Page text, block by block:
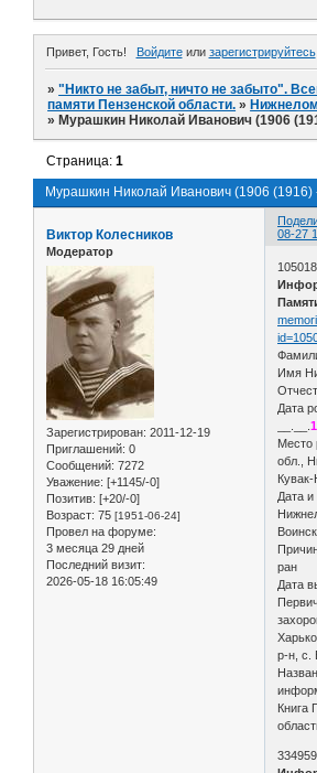
Привет, Гость! Войдитеили зарегистрируйтесь.
»"Никто не забыт, ничто не забыто".
памяти Пензенской области. »
» Мурашкин Николай Иванович (1906
Мурашкин Николай Иванович (1906 (1916)
Страница:1
08-27
Виктор Колесников
Модератор
Зарегистрирован: 2011-12-19
Приглашений: 0
Сообщений: 7272
Уважение: [+1145/-0]
Позитив: [+20/-0]
Возраст: 75 [1951-06-24]
Провел на форуме:
3 месяца 29 дней
Последний визит:
2026-05-18 16:05:49
Имя
Дата
__.__.
Место
обл.,
Дата
ран
Дата
р-н, с.
Книга